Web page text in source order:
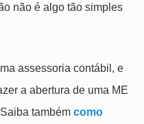
não é algo tão simples
assessoria contábil, e
a abertura de uma ME
também como